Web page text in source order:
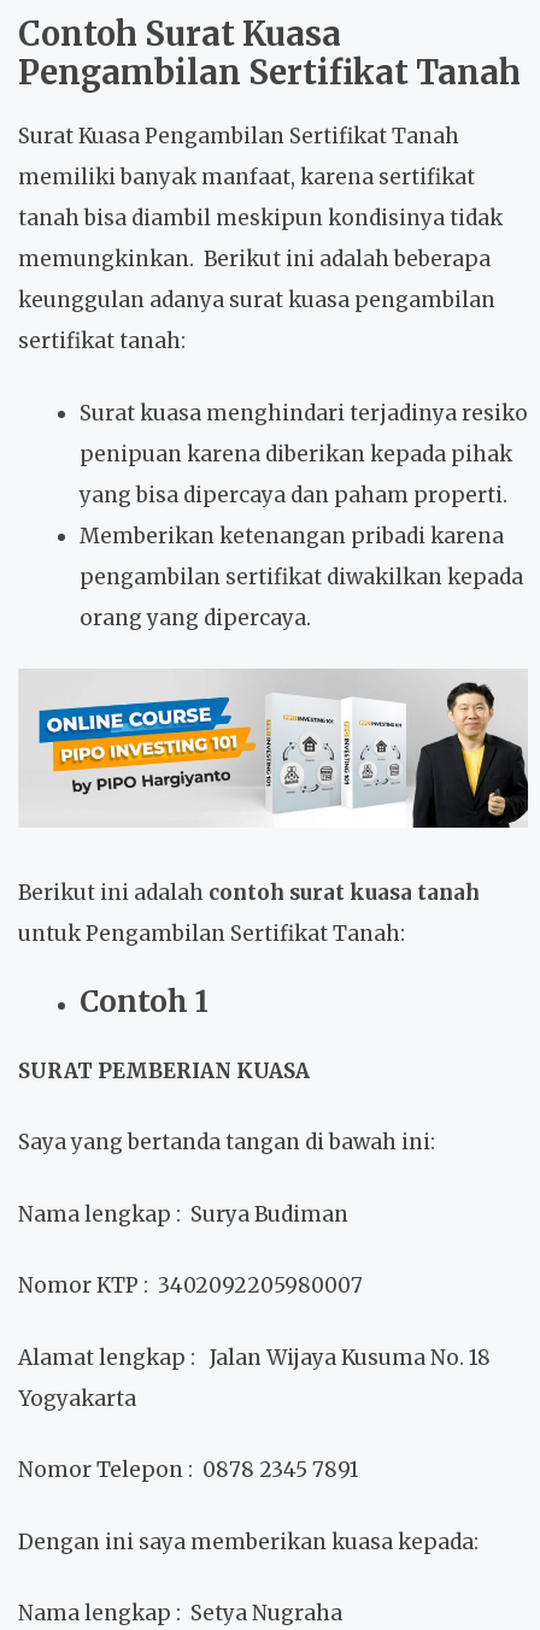
Contoh Surat Kuasa
Pengambilan Sertifikat Tanah
Surat Kuasa Pengambilan Sertifikat Tanah
memiliki banyak manfaat, karena sertifikat
tanah bisa diambil meskipun kondisinya tidak
memungkinkan. Berikut ini adalah beberapa
keunggulan adanya surat kuasa pengambilan
sertifikat tanah:
Surat kuasa menghindari terjadinya resiko
penipuan karena diberikan kepada pihak
yang bisa dipercaya dan paham properti.
Memberikan ketenangan pribadi karena
pengambilan sertifikat diwakilkan kepada
orang yang dipercaya.
Berikut ini adalah contoh surat kuasa tanah
untuk Pengambilan Sertifikat Tanah:
Contoh 1
SURAT PEMBERIAN KUASA
Saya yang bertanda tangan di bawah ini:
Nama lengkap : Surya Budiman
Nomor KTP : 3402092205980007
Alamat lengkap : Jalan Wijaya Kusuma No. 18
Yogyakarta
Nomor Telepon : 0878 2345 7891
Dengan ini saya memberikan kuasa kepada:
Nama lengkap : Setya Nugraha